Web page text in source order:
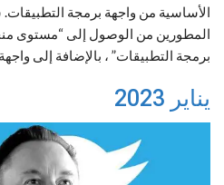
الأساسية من واجهة برمجة
المطورين من الوصول إلى “مستوى
برمجة التطبيقات” ، بالإضافة إلى
يناير 2023